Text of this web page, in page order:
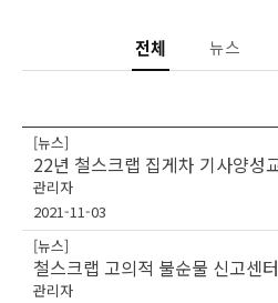
전체 뉴스
[뉴스]
22년 철스크랩 집게차 기사양성
관리자
2021-11-03
[뉴스]
철스크랩 고의적 불순물 신고센
관리자